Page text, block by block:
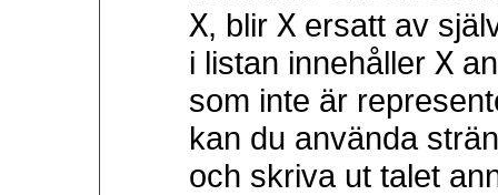
X, blir X ersatt av
i listan innehåller X
som inte är
kan du använda
och skriva ut talet